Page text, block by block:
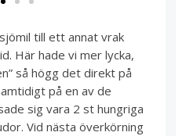
till ett annat vrak
Här hade vi mer lycka,
så högg det direkt på
på en av de
sig vara 2 st hungriga
Vid nästa överkörning